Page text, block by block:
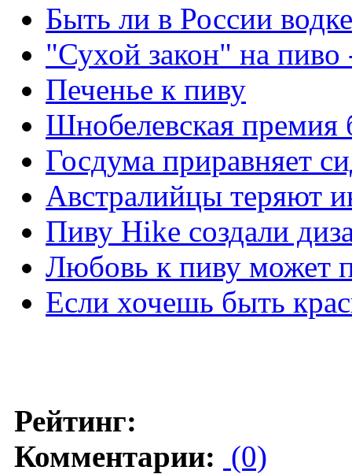
Быть ли в России
"Сухой закон" на
Печенье к пиву
Шнобелевская премия
Госдума приравняет
Австралийцы теряют
Пиву Hike создали
Любовь к пиву может
Если хочешь быть
Рейтинг:
Комментарии: (0)